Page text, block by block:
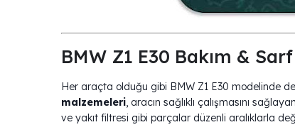
BMW Z1 E30
Her araçta olduğu gibi
malzemeleri, aracın sağlıklı çalışmasını
ve yakıt filtresi gibi parçalar düzenli aralıklarla